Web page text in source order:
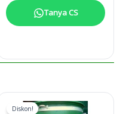
Tanya CS
Diskon!